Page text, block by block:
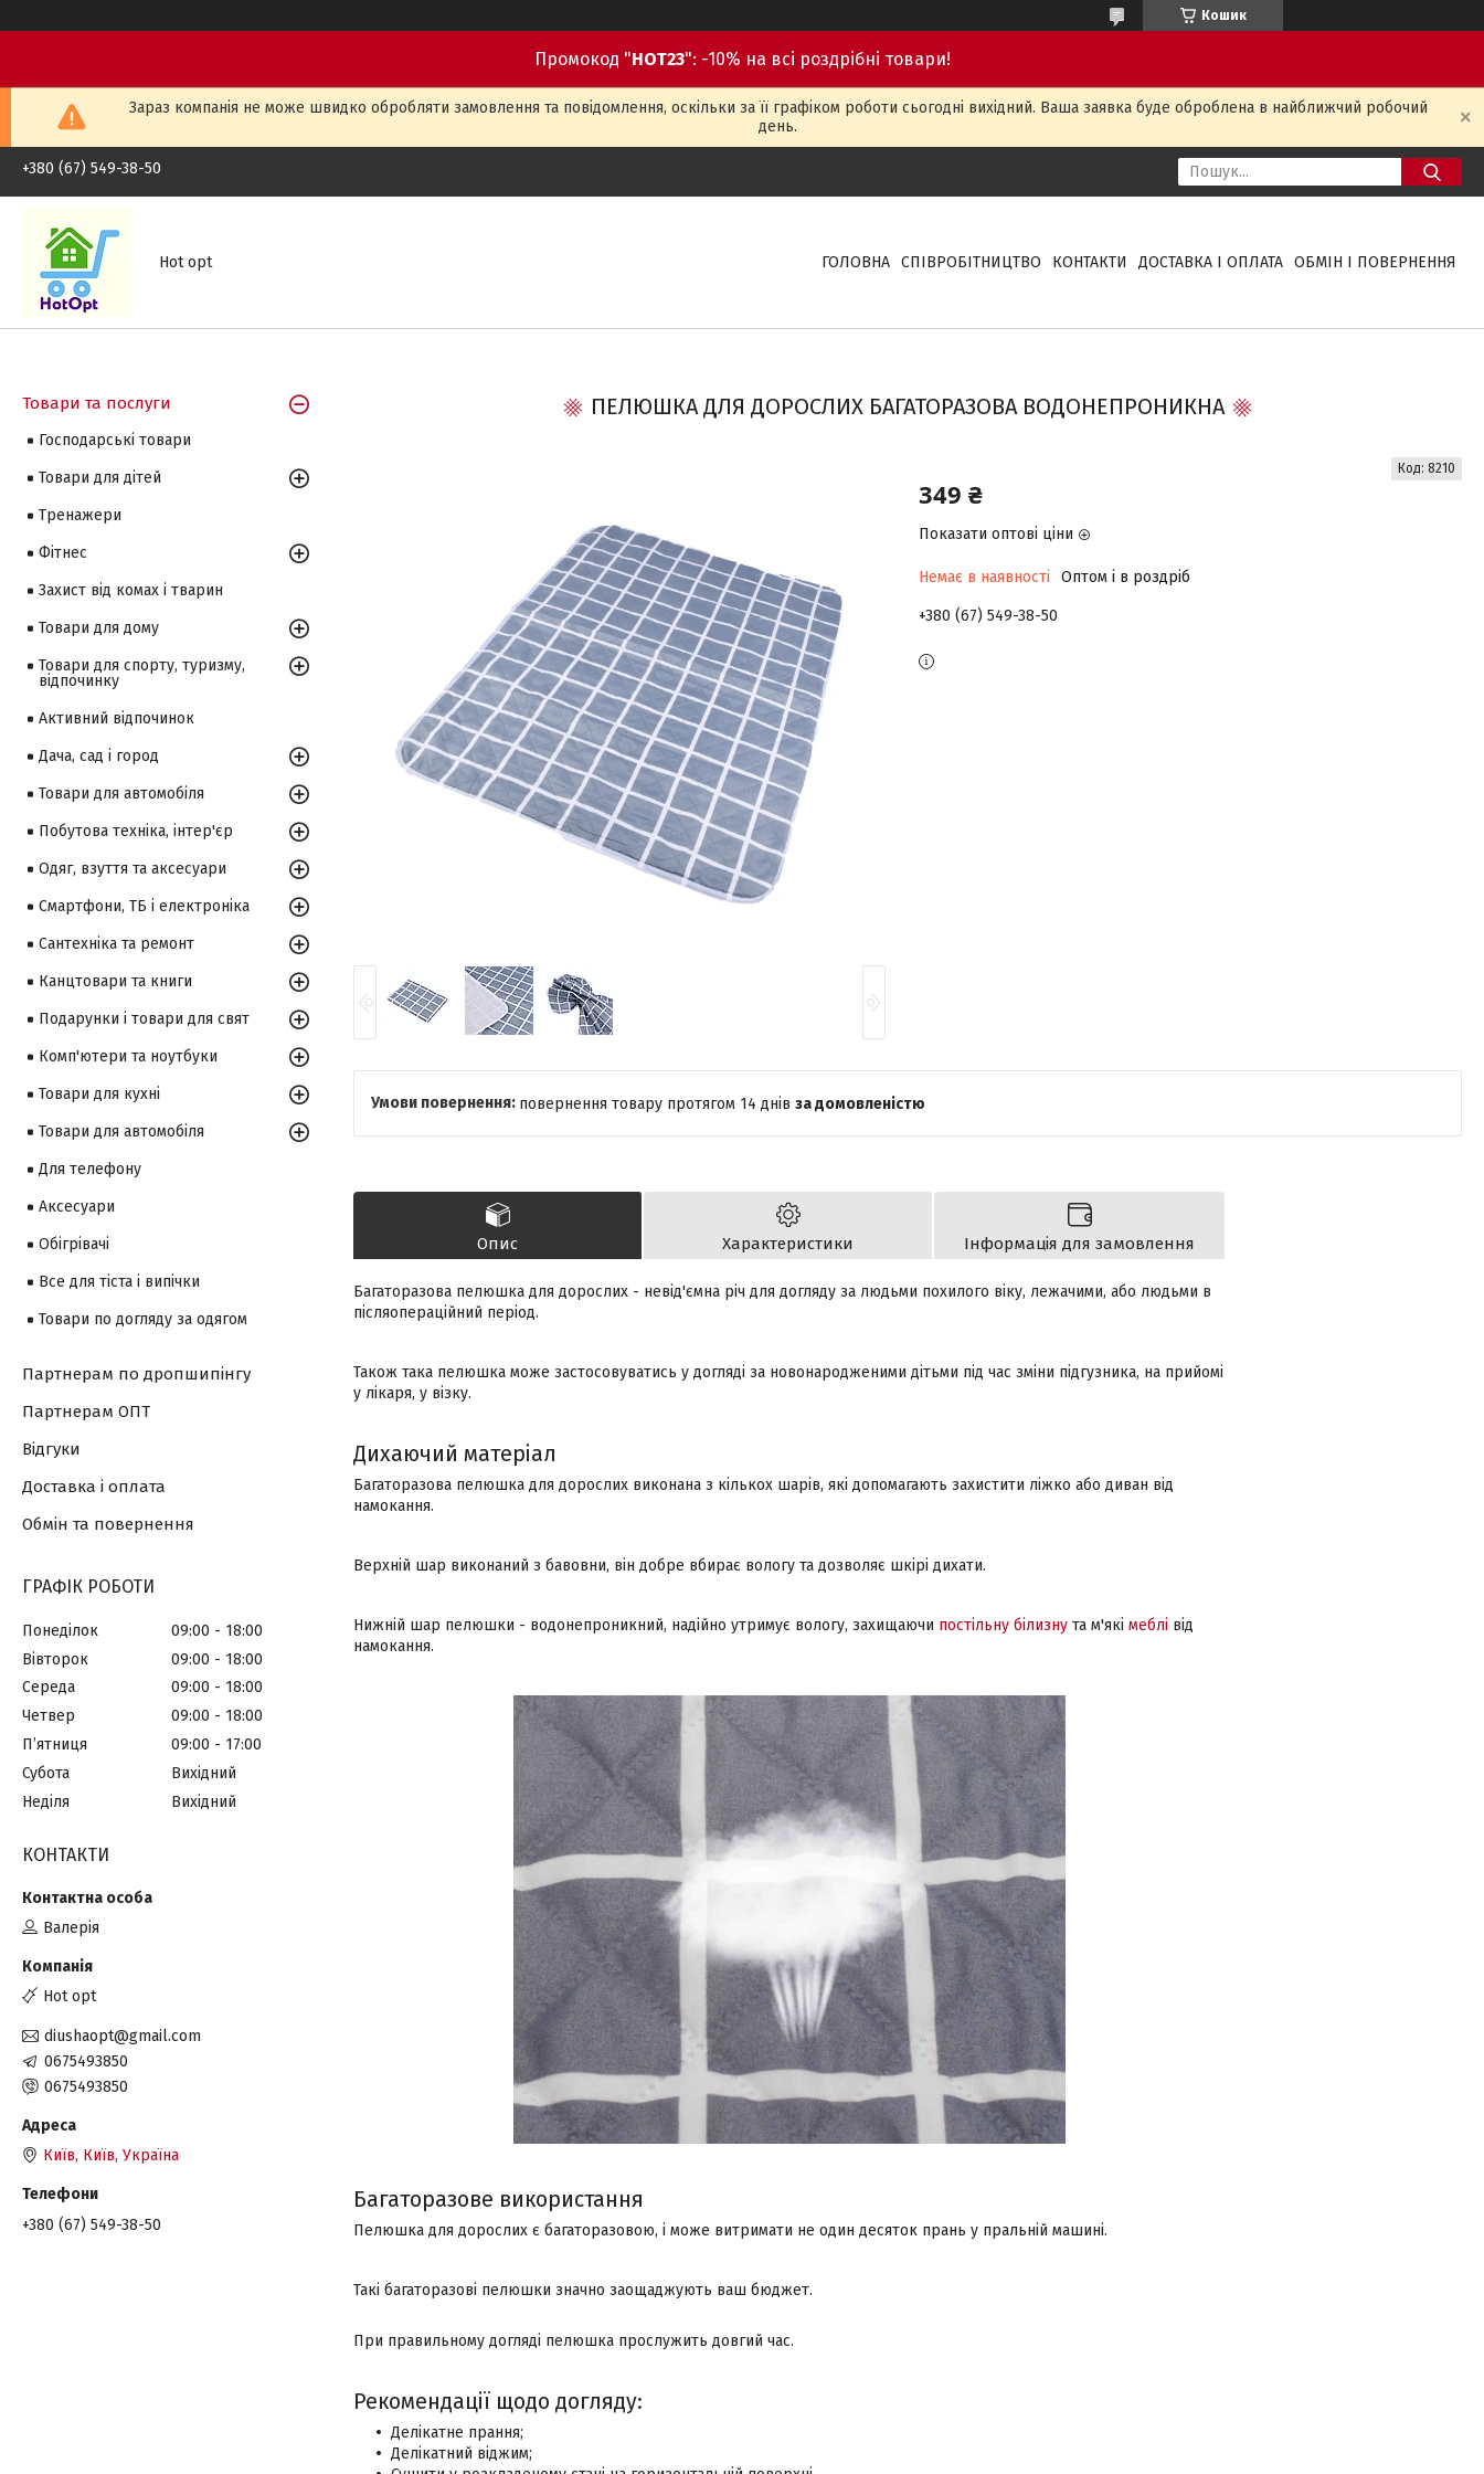
Кошик
Промокод "HOT23": -10% на всі роздрібні товари!
Зараз компанія не може швидко обробляти замовлення та повідомлення, оскільки за її графіком роботи сьогодні вихідний. Ваша заявка буде оброблена в найближчий робочий
день.
+380 (67) 549-38-50
Hot opt ГОЛОВНА СПІВРОБІТНИЦТВО КОНТАКТИ ДОСТАВКА І ОПЛАТА ОБМІН І ПОВЕРНЕННЯ
ПЕЛЮШКА ДЛЯ ДОРОСЛИХ БАГАТОРАЗОВА ВОДОНЕПРОНИКНА
349 ₴
Показати оптові ціни
Немає в наявності Оптом і в роздріб
Код: 8210
+380 (67) 549-38-50
повернення товару протягом 14 днів за домовленістю
Опис Характеристики Інформація для замовлення
Багаторазова пелюшка для дорослих - невід'ємна річ для догляду за людьми похилого віку, лежачими, або людьми в
післяопераційний період.
Також така пелюшка може застосовуватись у догляді за новонародженими дітьми під час зміни підгузника, на прийомі
у лікаря, у візку.
Дихаючий матеріал
Багаторазова пелюшка для дорослих виконана з кількох шарів, які допомагають захистити ліжко або диван від
намокання.
Верхній шар виконаний з бавовни, він добре вбирає вологу та дозволяє шкірі дихати.
Нижній шар пелюшки - водонепроникний, надійно утримує вологу, захищаючи постільну білизну та м'які меблі від
намокання.
Багаторазове використання
Пелюшка для дорослих є багаторазовою, і може витримати не один десяток прань у пральній машині.
Такі багаторазові пелюшки значно заощаджують ваш бюджет.
При правильному догляді пелюшка прослужить довгий час.
Рекомендації щодо догляду:
Делікатне прання;
Делікатний віджим;
Товари та послуги
Господарські товари
Товари для дітей
Тренажери
Фітнес
Захист від комах і тварин
Товари для дому
Товари для спорту, туризму,
відпочинку
Активний відпочинок
Дача, сад і город
Товари для автомобіля
Побутова техніка, інтер'єр
Одяг, взуття та аксесуари
Смартфони, ТБ і електроніка
Сантехніка та ремонт
Канцтовари та книги
Подарунки і товари для свят
Комп'ютери та ноутбуки
Товари для кухні
Товари для автомобіля
Для телефону
Аксесуари
Обігрівачі
Все для тіста і випічки
Товари по догляду за одягом
Партнерам по дропшипінгу
Партнерам ОПТ
Відгуки
Доставка і оплата
Обмін та повернення
ГРАФІК РОБОТИ
Понеділок 09:00
18:00
Вівторок
09:00
18:00
Середа
09:00
18:00
Четвер
09:00
18:00
Пʼятниця
09:00
17:00
Субота
Вихідний
Неділя
Вихідний
КОНТАКТИ
Валерія
Hot opt
diushaopt@gmail.com
0675493850
0675493850
Київ, Київ, Україна
+380 (67) 549-38-50